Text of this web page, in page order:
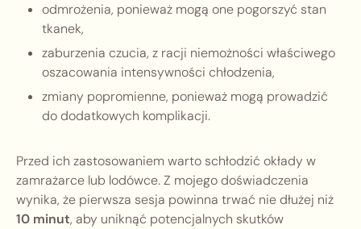
odmrożenia, ponieważ mogą one pogorszyć stan
tkanek,
zaburzenia czucia, z racji niemożności właściwego
oszacowania intensywności chłodzenia,
zmiany popromienne, ponieważ mogą prowadzić
do dodatkowych komplikacji.
Przed ich zastosowaniem warto schłodzić okłady w
zamrażarce lub lodówce. Z mojego doświadczenia
wynika, że pierwsza sesja powinna trwać nie dłużej niż
10 minut, aby uniknąć potencjalnych skutków